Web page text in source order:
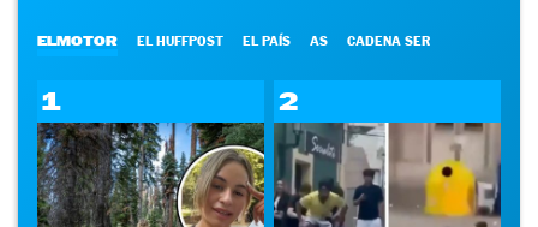
ELMOTOR EL HUFFPOST EL PAÍS AS CADENA SER
1 2